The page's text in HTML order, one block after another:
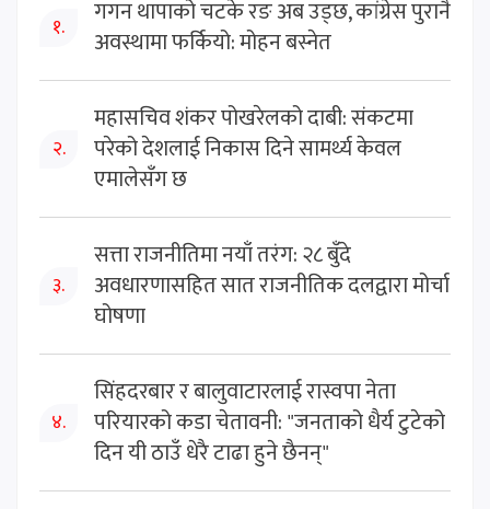
१.
गगन थापाको चटके रङ अब उड्छ, कांग्रेस पुरानै
अवस्थामा फर्कियो: मोहन बस्नेत
२.
महासचिव शंकर पोखरेलको दाबी: संकटमा
परेको देशलाई निकास दिने सामर्थ्य केवल
एमालेसँग छ
३.
सत्ता राजनीतिमा नयाँ तरंग: २८ बुँदे
अवधारणासहित सात राजनीतिक दलद्वारा मोर्चा
घोषणा
४.
सिंहदरबार र बालुवाटारलाई रास्वपा नेता
परियारको कडा चेतावनी: "जनताको धैर्य टुटेको
दिन यी ठाउँ धेरै टाढा हुने छैनन्"